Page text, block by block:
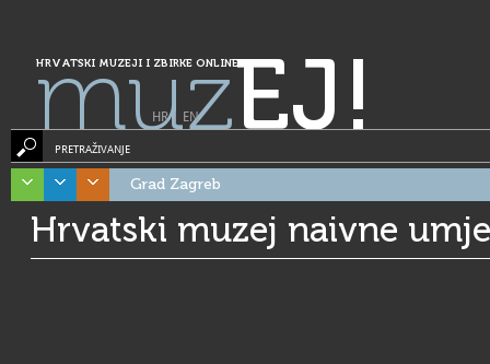
HRVATSKI MUZEJI I ZBIRKE ONLINE
muzEJ!
HR| EN
PRETRAŽIVANJE
Grad Zagreb
Hrvatski muzej naivne